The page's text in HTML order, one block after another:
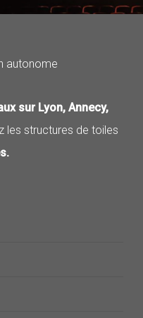
autonome
sur Lyon, Annecy,
les structures de toiles